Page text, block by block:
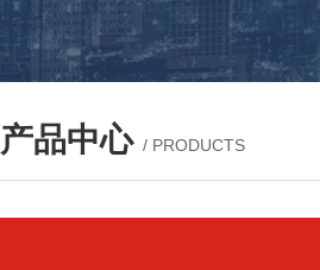
产品中心 / PRODUCTS